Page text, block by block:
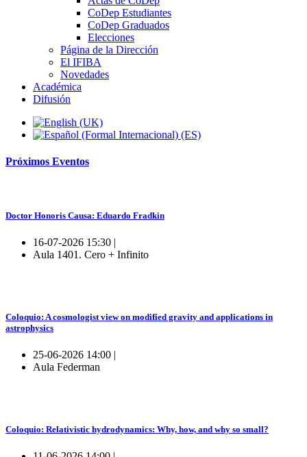
CoDep Estudiantes
CoDep Graduados
Elecciones
Página de la Dirección
El IFIBA
Novedades
Académica
Difusión
Próximos Eventos
Doctor Honoris Causa: Eduardo Fradkin
16-07-2026 15:30 |
Aula 1401. Cero + Infinito
Coloquio: A cosmologist view on modified gravity and applications in
astrophysics
25-06-2026 14:00 |
Aula Federman
Coloquio: Relativistic hydrodynamics: Why, how, and why so small?